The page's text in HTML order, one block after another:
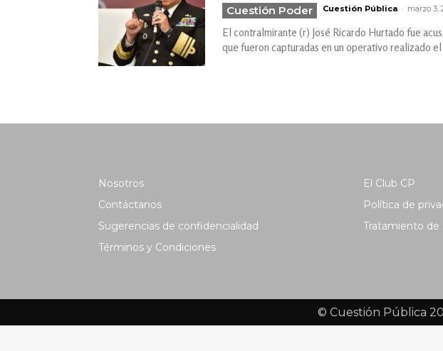
Cuestión Poder Cuestión Pública - marzo 3,
El contralmirante (r) José Ricardo Hurtado fue
que fueron capturadas en un operativo realizado
Nosotros
Contáctanos
Sugerencias de confidencialidad
Términos y Condiciones
El Club CP
Política de
Tratamiento de
© Cuestión Pública